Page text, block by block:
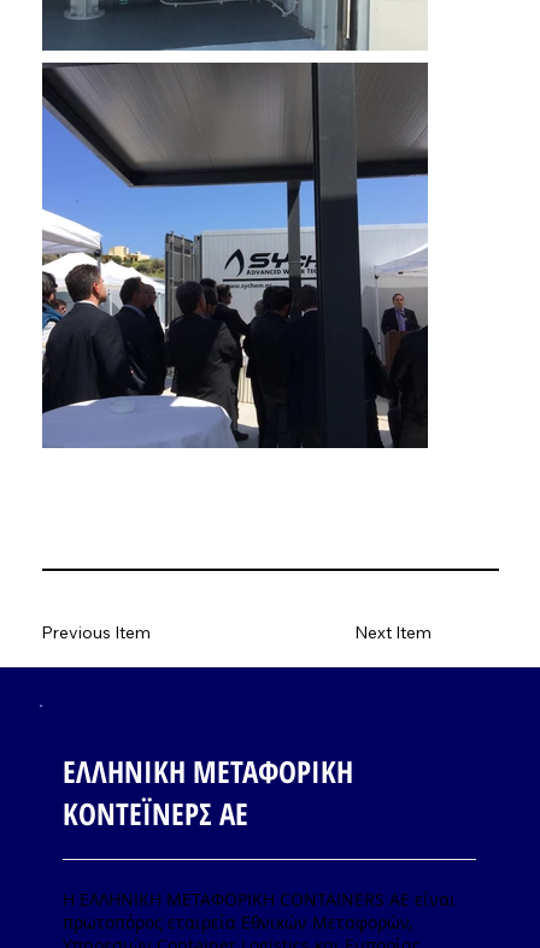
Previous Item Next Item
ΕΛΛΗΝΙΚΗ ΜΕΤΑΦΟΡΙΚΗ
ΚΟΝΤΕΪΝΕΡΣ ΑΕ
Η ΕΛΛΗΝΙΚΗ ΜΕΤΑΦΟΡΙΚΗ CONTAINERS ΑΕ είναι
πρωτοπόρος εταιρεία Εθνικών Μεταφορών,